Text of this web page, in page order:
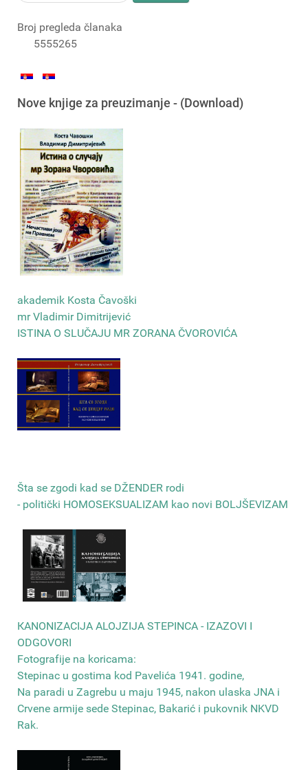
Broj pregleda članaka
5555265
Nove knjige za preuzimanje - (Download)
akademik Kosta Čavoški
mr Vladimir Dimitrijević
ISTINA O SLUČAJU MR ZORANA ČVOROVIĆA
Šta se zgodi kad se DŽENDER rodi
- politički HOMOSEKSUALIZAM kao novi BOLJŠEVIZAM
КANONIZACIJA ALOJZIJA STEPINCA - IZAZOVI I
ODGOVORI
Fotografije na koricama:
Stepinac u gostima kod Pavelića 1941. godine,
Na paradi u Zagrebu u maju 1945, nakon ulaska JNA i
Crvene armije sede Stepinac, Bakarić i pukovnik NKVD
Rak.